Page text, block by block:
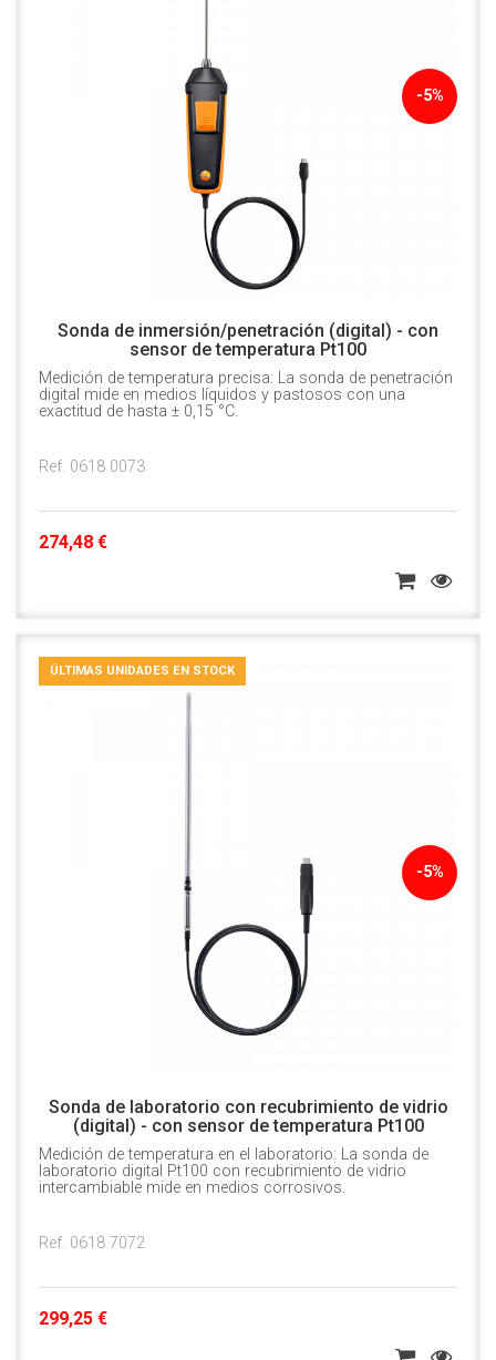
-5%
Sonda de inmersión/penetración (digital) - con
sensor de temperatura Pt100
Medición de temperatura precisa: La sonda de penetración
digital mide en medios líquidos y pastosos con una
exactitud de hasta ± 0,15 °C.
Ref. 0618 0073
274,48 €
-5%
ÚLTIMAS UNIDADES EN STOCK
Sonda de laboratorio con recubrimiento de vidrio
(digital) - con sensor de temperatura Pt100
Medición de temperatura en el laboratorio: La sonda de
laboratorio digital Pt100 con recubrimiento de vidrio
intercambiable mide en medios corrosivos.
Ref. 0618 7072
299,25 €